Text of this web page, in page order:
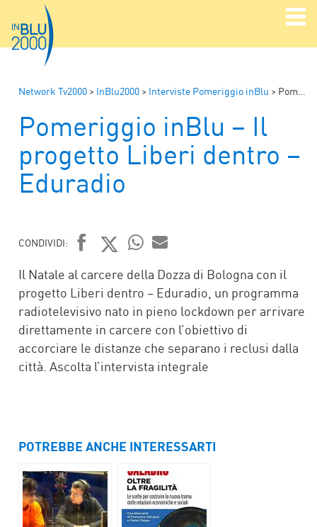
Network Tv2000 > InBlu2000 > Interviste Pomeriggio inBlu > Pomeriggio inBlu – Il progetto Liberi dentro – Eduradio
Pomeriggio inBlu – Il
progetto Liberi dentro –
Eduradio
CONDIVIDI:
FACEBOOK
TWITTER
WHATSAPP
MAIL
Il Natale al carcere della Dozza di Bologna con il
progetto Liberi dentro – Eduradio, un programma
radiotelevisivo nato in pieno lockdown per arrivare
direttamente in carcere con l’obiettivo di
accorciare le distanze che separano i reclusi dalla
città. Ascolta l’intervista integrale
POTREBBE ANCHE INTERESSARTI